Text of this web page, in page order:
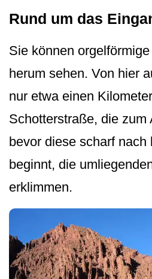
Rund um das
Sie können
herum sehen. Von hier
nur etwa einen
Schotterstraße, die zum
bevor diese scharf nach
beginnt, die
erklimmen.